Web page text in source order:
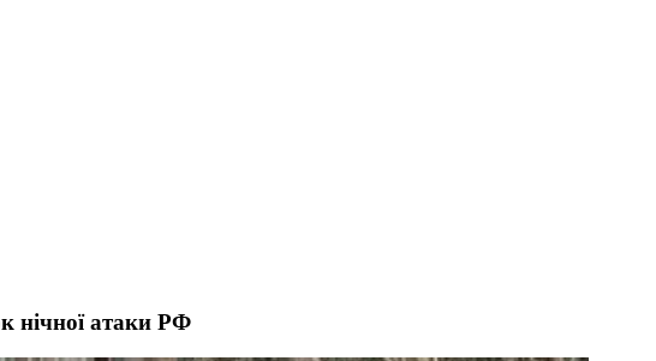
нічної атаки РФ